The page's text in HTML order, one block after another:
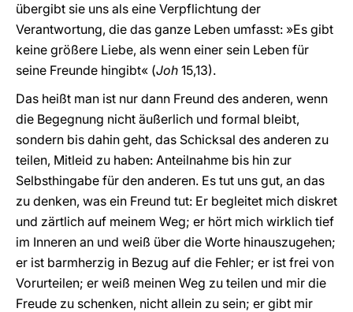
übergibt sie uns als eine Verpflichtung der
Verantwortung, die das ganze Leben umfasst: »Es gibt
keine größere Liebe, als wenn einer sein Leben für
seine Freunde hingibt« (Joh 15,13).
Das heißt man ist nur dann Freund des anderen, wenn
die Begegnung nicht äußerlich und formal bleibt,
sondern bis dahin geht, das Schicksal des anderen zu
teilen, Mitleid zu haben: Anteilnahme bis hin zur
Selbsthingabe für den anderen. Es tut uns gut, an das
zu denken, was ein Freund tut: Er begleitet mich diskret
und zärtlich auf meinem Weg; er hört mich wirklich tief
im Inneren an und weiß über die Worte hinauszugehen;
er ist barmherzig in Bezug auf die Fehler; er ist frei von
Vorurteilen; er weiß meinen Weg zu teilen und mir die
Freude zu schenken, nicht allein zu sein; er gibt mir